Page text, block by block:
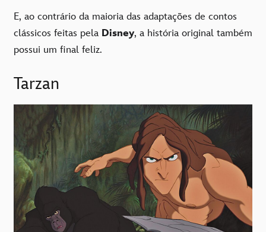
E, ao contrário da maioria das adaptações de contos
clássicos feitas pela Disney, a história original também
possui um final feliz.
Tarzan